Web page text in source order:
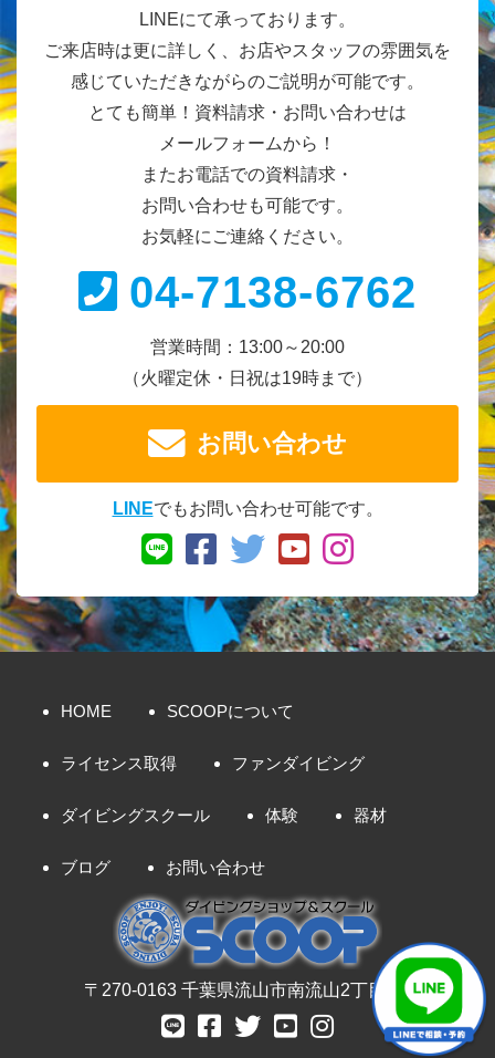
LINEにて承っております。
ご来店時は更に詳しく、お店やスタッフの雰囲気を
感じていただきながらのご説明が可能です。
とても簡単！資料請求・お問い合わせは
メールフォームから！
またお電話での資料請求・
お問い合わせも可能です。
お気軽にご連絡ください。
04-7138-6762
営業時間：13:00～20:00
（火曜定休・日祝は19時まで）
お問い合わせ
LINEでもお問い合わせ可能です。
HOME SCOOPについて
ライセンス取得 ファンダイビング
ダイビングスクール 体験 器材
ブログ お問い合わせ
〒270-0163 千葉県流山市南流山2丁目8-7